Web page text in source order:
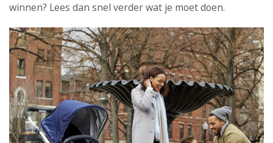
winnen? Lees dan snel verder wat je moet doen.